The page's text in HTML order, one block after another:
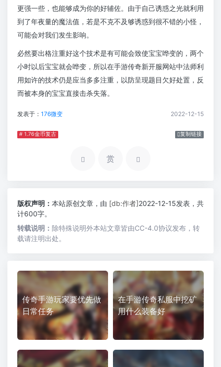
更强一些，也能够成为你的好辅佐。由于自己诱惑之光就利用
到了年夜量的魔法值，若是不克不及够诱惑到很不错的小怪，
可能会对我们发生影响。
必然要出格注重好这个技术是有可能会致使宝宝哗变的，两个
小时以后宝宝就会哗变，所以在手游传奇新开服网站中法师利
用如许的技术仍是应当多多注重，以防呈现题目欠好处置，反
而被本身的宝宝直接击杀失落。
发表于： 176微变 2022-12-15
# 1.76金币复古 复制链接
赏
版权声明： 本站原创文章，由 [db:作者]2022-12-15发表，共
计600字。
转载说明： 除特殊说明外本站文章皆由CC-4.0协议发布，转
载请注明出处。
传奇手游玩家要优先做
日常任务
在手游传奇私服中挖矿
用什么装备好